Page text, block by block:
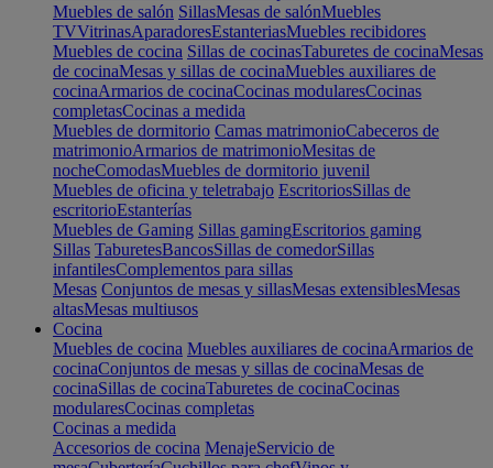
Muebles de salón SillasMesas de salónMuebles
TVVitrinasAparadoresEstanteriasMuebles recibidores
Muebles de cocina Sillas de cocinasTaburetes de cocinaMesas
de cocinaMesas y sillas de cocinaMuebles auxiliares de
cocinaArmarios de cocinaCocinas modularesCocinas
completasCocinas a medida
Muebles de dormitorio Camas matrimonioCabeceros de
matrimonioArmarios de matrimonioMesitas de
nocheComodasMuebles de dormitorio juvenil
Muebles de oficina y teletrabajo EscritoriosSillas de
escritorioEstanterías
Muebles de Gaming Sillas gamingEscritorios gaming
Sillas TaburetesBancosSillas de comedorSillas
infantilesComplementos para sillas
Mesas Conjuntos de mesas y sillasMesas extensiblesMesas
altasMesas multiusos
Cocina
Muebles de cocina Muebles auxiliares de cocinaArmarios de
cocinaConjuntos de mesas y sillas de cocinaMesas de
cocinaSillas de cocinaTaburetes de cocinaCocinas
modularesCocinas completas
Cocinas a medida
Accesorios de cocina MenajeServicio de